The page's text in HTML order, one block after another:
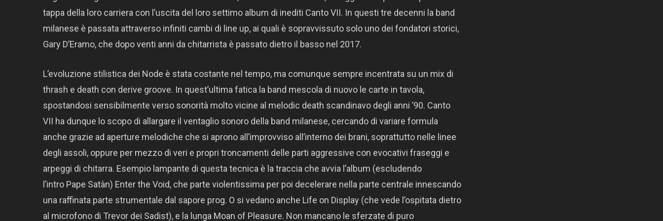
tappa della loro carriera con l’uscita del loro settimo album di inediti Canto VII. In questi tre decenni la band
milanese è passata attraverso infiniti cambi di line up, ai quali è sopravvissuto solo uno dei fondatori storici,
Gary D’Eramo, che dopo venti anni da chitarrista è passato dietro il basso nel 2017.
L’evoluzione stilistica dei Node è stata costante nel tempo, ma comunque sempre incentrata su un mix di
thrash e death con derive groove. In quest’ultima fatica la band mescola di nuovo le carte in tavola,
spostandosi sensibilmente verso sonorità molto vicine al melodic death scandinavo degli anni ’90. Canto
VII ha dunque lo scopo di allargare il ventaglio sonoro della band milanese, cercando di variare formula
anche grazie ad aperture melodiche che si aprono all’improvviso all’interno dei brani, soprattutto nelle linee
degli assoli, oppure per mezzo di veri e propri troncamenti delle parti aggressive con evocativi fraseggi e
arpeggi di chitarra. Esempio lampante di questa tecnica è la traccia che avvia l’album (escludendo
l’intro Pape Satàn) Enter the Void, che parte violentissima per poi decelerare nella parte centrale innescando
una raffinata parte strumentale dal sapore prog. O si vedano anche Life on Display (che vede l’ospitata dietro
al microfono di Trevor dei Sadist), e la lunga Moan of Pleasure. Non mancano le sferzate di puro